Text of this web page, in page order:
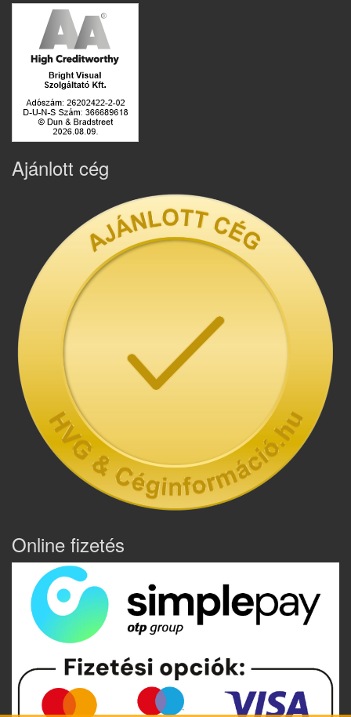
Ajánlott cég
Online fizetés